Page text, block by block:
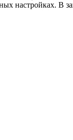
настройках. В